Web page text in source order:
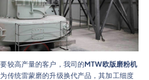
较高产量的客户，我司的MTW欧版磨粉机
传统雷蒙磨的升级换代产品，其加工细度